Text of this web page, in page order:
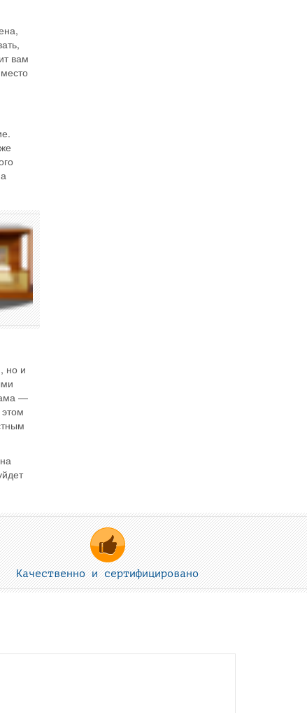
вам
но и
—
Качественно и сертифицировано